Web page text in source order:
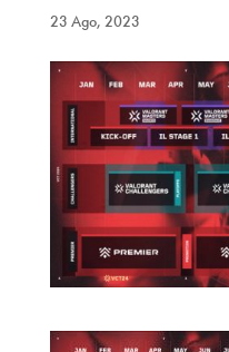
23 Ago, 2023